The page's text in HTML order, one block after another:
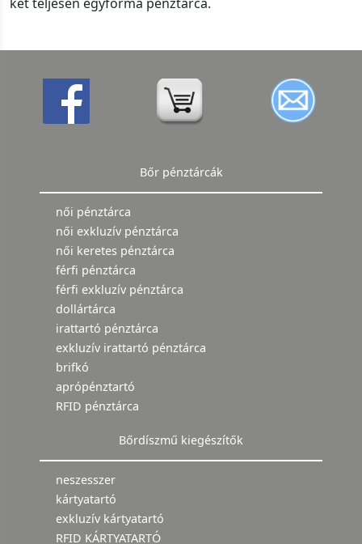
két teljesen egyforma pénztárca.
Bőr pénztárcák
női pénztárca
női exkluzív pénztárca
női keretes pénztárca
férfi pénztárca
férfi exkluzív pénztárca
dollártárca
irattartó pénztárca
exkluzív irattartó pénztárca
brifkó
aprópénztartó
RFID pénztárca
Bőrdíszmű kiegészítők
neszesszer
kártyatartó
exkluzív kártyatartó
RFID KÁRTYATARTÓ